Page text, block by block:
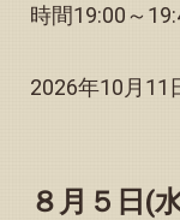
「予約状況」お知
2025.07.09
新たに「縁音の玉
時間19:00～
2026年10月11
８月５日(